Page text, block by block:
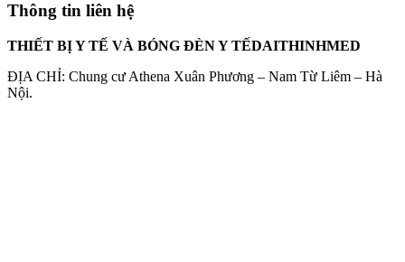
Thông tin liên hệ
THIẾT BỊ Y TẾ VÀ BÓNG ĐÈN Y TẾDAITHINHMED
ĐỊA CHỈ: Chung cư Athena Xuân Phương – Nam Từ Liêm – Hà
Nội.